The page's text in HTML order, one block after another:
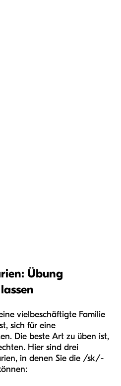
Übung
vielbeschäftigte Familie
sich für eine
Die beste Art zu üben ist,
Hier sind drei
in denen Sie die /sk/-